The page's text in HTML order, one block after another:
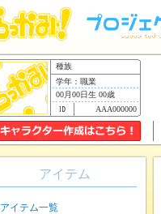
種族
学年：職業
00月00日生 00歳
AAA000000
アイテム
アイテム一覧